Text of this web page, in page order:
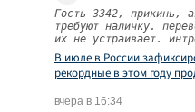
Гость 3342, прикинь,
требуют наличку.
их не устраивает.
В июле в России
рекордные в этом году
вчера в 16:34